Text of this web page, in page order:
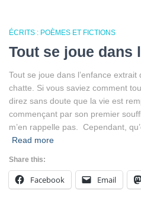
ÉCRITS : POÈMES ET FICTIONS
Tout se joue dans
Tout se joue dans l’enfance extrait
chatte. Si vous saviez comment
direz sans doute que la vie est
commençant par son premier
m’en rappelle pas. Cependant,
Read more
Share this:
Facebook Email